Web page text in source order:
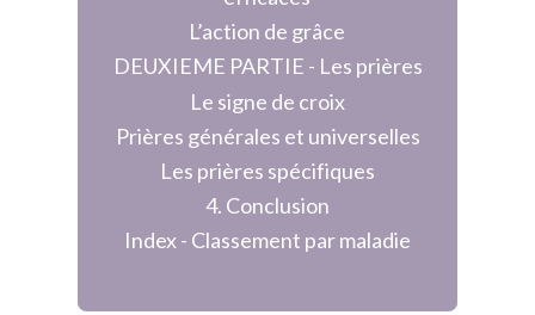
L’action de grâce
DEUXIEME PARTIE - Les prières
Le signe de croix
Prières générales et universelles
Les prières spécifiques
4. Conclusion
Index - Classement par maladie